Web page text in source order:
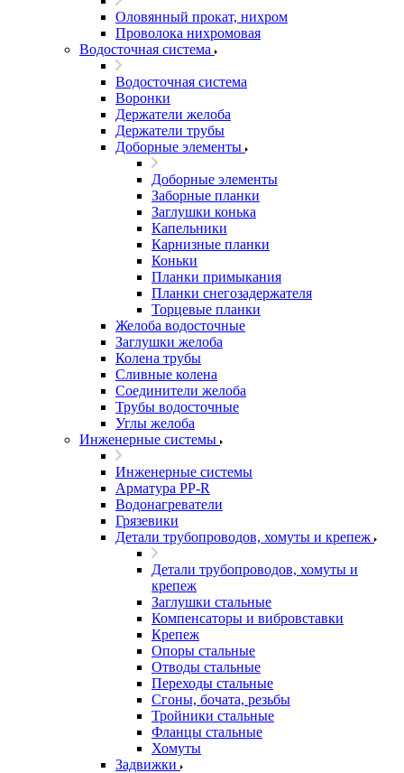
Оловянный прокат, нихром
Проволока нихромовая
Водосточная система
Водосточная система
Воронки
Держатели желоба
Держатели трубы
Доборные элементы
Доборные элементы
Заборные планки
Заглушки конька
Капельники
Карнизные планки
Коньки
Планки примыкания
Планки снегозадержателя
Торцевые планки
Желоба водосточные
Заглушки желоба
Колена трубы
Сливные колена
Соединители желоба
Трубы водосточные
Углы желоба
Инженерные системы
Инженерные системы
Арматура PP-R
Водонагреватели
Грязевики
Детали трубопроводов, хомуты и крепеж
Детали трубопроводов, хомуты и
крепеж
Заглушки стальные
Компенсаторы и вибровставки
Крепеж
Опоры стальные
Отводы стальные
Переходы стальные
Сгоны, бочата, резьбы
Тройники стальные
Фланцы стальные
Хомуты
Задвижки